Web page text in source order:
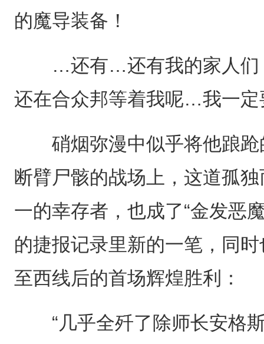
的魔导装备！
…还有…还有我的家人们
还在合众邦等着我呢…我一定
硝烟弥漫中似乎将他踉跄
断臂尸骸的战场上，这道孤
一的幸存者，也成了“金发恶
的捷报记录里新的一笔，同
至西线后的首场辉煌胜利：
“几乎全歼了除师长安格斯